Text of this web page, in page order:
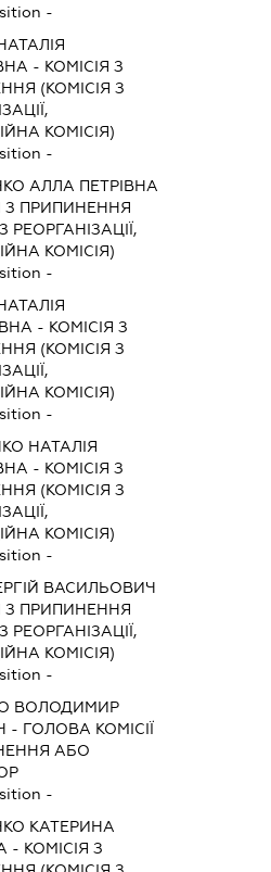
-
- КОМІСІЯ З
(КОМІСІЯ З
КОМІСІЯ)
-
АЛЛА ПЕТРІВНА
З ПРИПИНЕННЯ
РЕОРГАНІЗАЦІЇ,
КОМІСІЯ)
-
- КОМІСІЯ З
(КОМІСІЯ З
КОМІСІЯ)
-
НАТАЛІЯ
- КОМІСІЯ З
(КОМІСІЯ З
КОМІСІЯ)
-
ВАСИЛЬОВИЧ
З ПРИПИНЕННЯ
РЕОРГАНІЗАЦІЇ,
КОМІСІЯ)
-
ВОЛОДИМИР
- ГОЛОВА КОМІСІЇ
АБО
-
КАТЕРИНА
- КОМІСІЯ З